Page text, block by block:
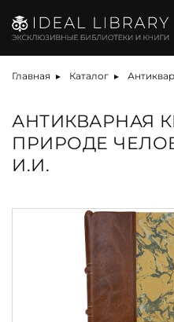
Главная Каталог
АНТИКВАРНАЯ
ПРИРОДЕ
И.И.